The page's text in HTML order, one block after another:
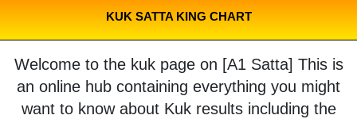
KUK SATTA KING CHART
Welcome to the kuk page on [A1 Satta] This is
an online hub containing everything you might
want to know about Kuk results including the